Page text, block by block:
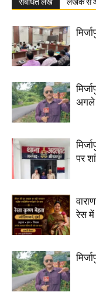
अगले
पर
रेस में